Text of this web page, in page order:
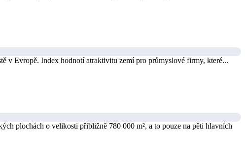
v Evropě. Index hodnotí atraktivitu zemí pro průmyslové firmy, které...
plochách o velikosti přibližně 780 000 m², a to pouze na pěti hlavních